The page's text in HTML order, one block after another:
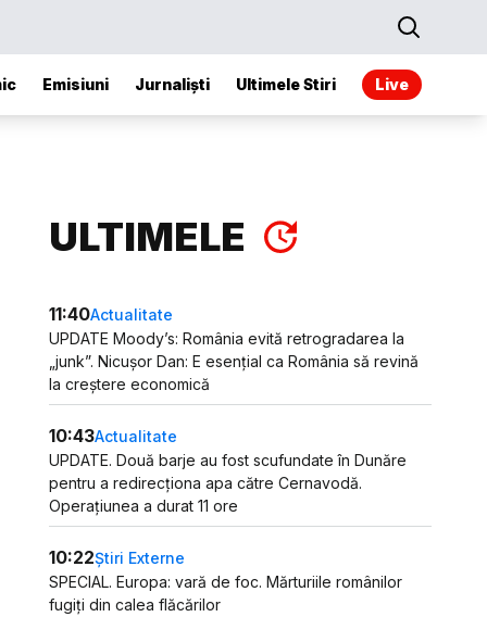
Emisiuni Jurnaliști Ultimele Stiri Live
ULTIMELE
11:40Actualitate
UPDATE Moody’s: România evită retrogradarea la
„junk”. Nicușor Dan: E esențial ca România să revină
la creștere economică
10:43Actualitate
UPDATE. Două barje au fost scufundate în Dunăre
pentru a redirecționa apa către Cernavodă.
Operațiunea a durat 11 ore
10:22Știri Externe
SPECIAL. Europa: vară de foc. Mărturiile românilor
fugiți din calea flăcărilor